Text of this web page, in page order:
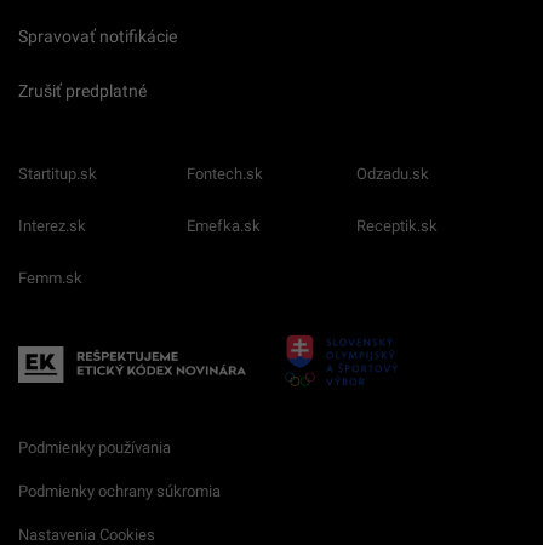
Spravovať notifikácie
Zrušiť predplatné
Startitup.sk Fontech.sk Odzadu.sk
Interez.sk Emefka.sk Receptik.sk
Femm.sk
Podmienky používania
Podmienky ochrany súkromia
Nastavenia Cookies